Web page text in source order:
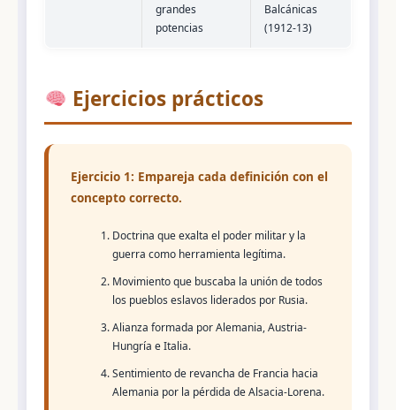
grandes
potencias
Balcánicas
(1912-13)
Ejercicios prácticos
Ejercicio 1: Empareja cada definición con el
concepto correcto.
Doctrina que exalta el poder militar y la
guerra como herramienta legítima.
Movimiento que buscaba la unión de todos
los pueblos eslavos liderados por Rusia.
Alianza formada por Alemania, Austria-
Hungría e Italia.
Sentimiento de revancha de Francia hacia
Alemania por la pérdida de Alsacia-Lorena.